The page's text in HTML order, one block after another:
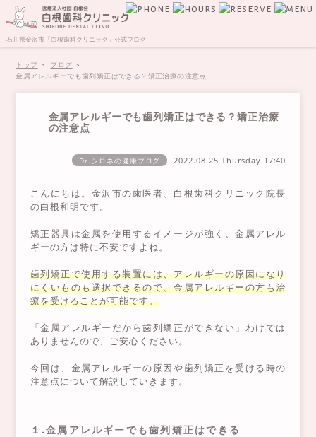
石川県金沢市「白根歯科クリニック」公式ブログ
トップ
ブログ
金属アレルギーでも歯列矯正はできる？矯正治療の注意点
金属アレルギーでも歯列矯正はできる？矯正治療
の注意点
Dr.シロネの健康ブログ 2022.08.25 Thursday 17:40
こんにちは。金沢市の歯医者、白根歯科クリニック院長
の白根和明です。
矯正器具は金属を使用するイメージが強く、金属アレル
ギーの方は特に不安ですよね。
歯列矯正で使用する装置には、アレルギーの原因になり
にくいものも選択できるので、金属アレルギーの方も治
療を受けることが可能です。
「金属アレルギーだから歯列矯正ができない」わけでは
ありませんので、ご安心ください。
今回は、金属アレルギーの原因や歯列矯正を受ける時の
注意点について解説していきます。
１.金属アレルギーでも歯列矯正はできる